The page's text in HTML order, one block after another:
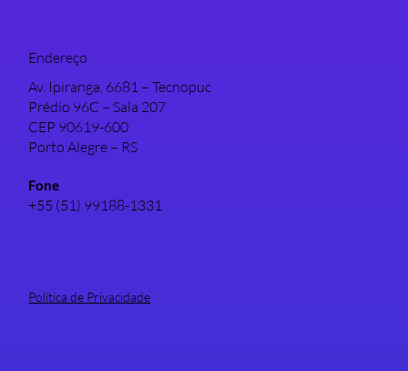
Endereço
Av. Ipiranga, 6681 – Tecnopuc
Prédio 96C – Sala 207
CEP 90619-600
Porto Alegre – RS
Fone
+55 (51) 99188-1331
Política de Privacidade